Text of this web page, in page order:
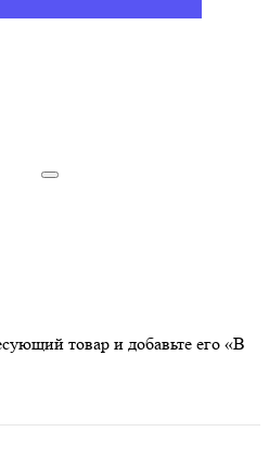
товар и добавьте его «В